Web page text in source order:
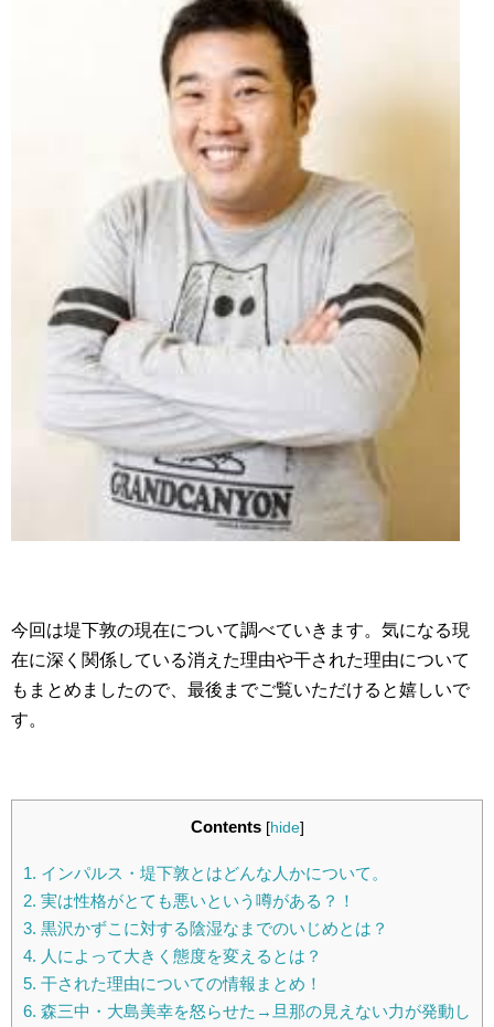
今回は堤下敦の現在について調べていきます。気になる現
在に深く関係している消えた理由や干された理由について
もまとめましたので、最後までご覧いただけると嬉しいで
す。
Contents [hide]
1. インパルス・堤下敦とはどんな人かについて。
2. 実は性格がとても悪いという噂がある？！
3. 黒沢かずこに対する陰湿なまでのいじめとは？
4. 人によって大きく態度を変えるとは？
5. 干された理由についての情報まとめ！
6. 森三中・大島美幸を怒らせた→旦那の見えない力が発動し